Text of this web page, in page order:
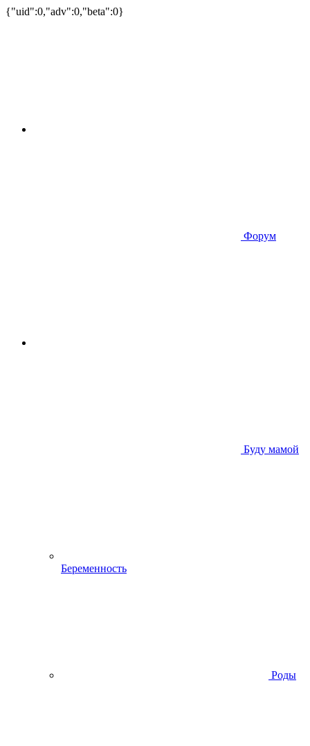
{"uid":0,"adv":0,"beta":0}
Форум
Буду мамой
Беременность
Роды